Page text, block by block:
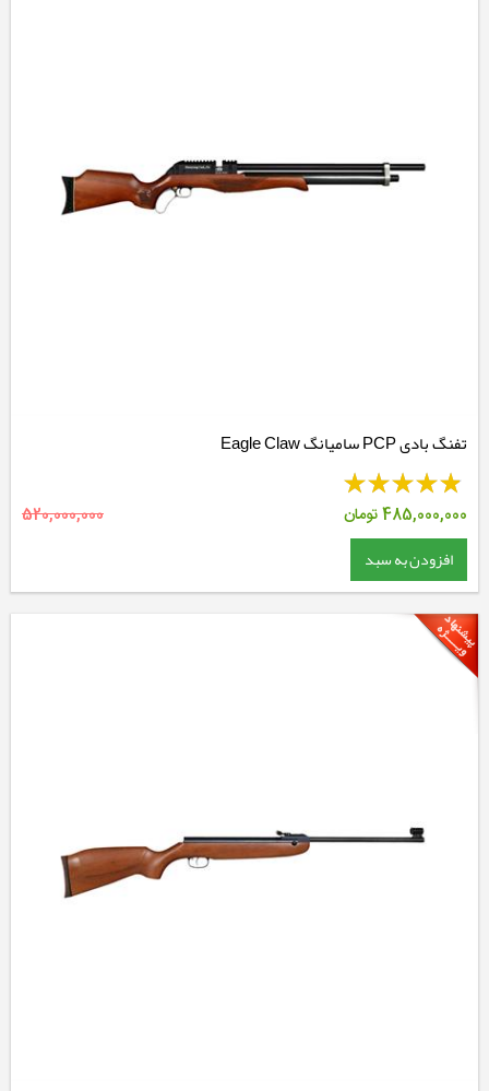
تفنگ بادی PCP سامیانگ Eagle Claw
485,000,000تومان 520,000,000
افزودن به سبد